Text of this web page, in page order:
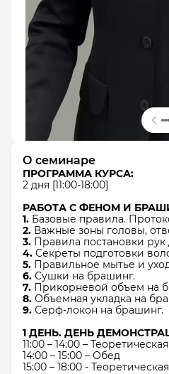
салонных укладок
2 дня
Сертификат
Оставить
О семинаре
ПРОГРАММА КУРСА:
2 дня [11:00-18:00]
РАБОТА С ФЕНОМ И
1. Базовые правила.
2. Важные зоны головы,
3. Правила постановки рук
4. Секреты подготовки
5. Правильное мытье и
6. Сушки на брашинг.
7. Прикорневой объем на
8. Объемная укладка на
9. Серф-локон на брашинг.
1 ДЕНЬ. ДЕНЬ
11:00 – 14:00 –
14:00 – 15:00 – Обед
15:00 – 18:00 -